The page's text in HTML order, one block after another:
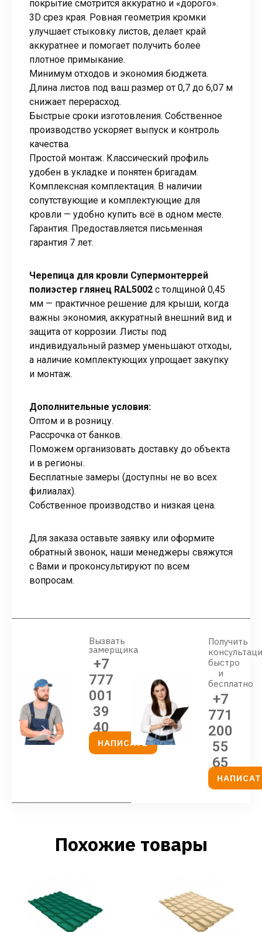
покрытие смотрится аккуратно и «дорого».
3D срез края. Ровная геометрия кромки
улучшает стыковку листов, делает край
аккуратнее и помогает получить более
плотное примыкание.
Минимум отходов и экономия бюджета.
Длина листов под ваш размер от 0,7 до 6,07 м
снижает перерасход.
Быстрые сроки изготовления. Собственное
производство ускоряет выпуск и контроль
качества.
Простой монтаж. Классический профиль
удобен в укладке и понятен бригадам.
Комплексная комплектация. В наличии
сопутствующие и комплектующие для
кровли — удобно купить всё в одном месте.
Гарантия. Предоставляется письменная
гарантия 7 лет.
Черепица для кровли Супермонтеррей
полиэстер глянец RAL5002 с толщиной 0,45
мм — практичное решение для крыши, когда
важны экономия, аккуратный внешний вид и
защита от коррозии. Листы под
индивидуальный размер уменьшают отходы,
а наличие комплектующих упрощает закупку
и монтаж.
Дополнительные условия:
Оптом и в розницу.
Рассрочка от банков.
Поможем организовать доставку до объекта
и в регионы.
Бесплатные замеры (доступны не во всех
филиалах).
Собственное производство и низкая цена.
Для заказа оставьте заявку или оформите
обратный звонок, наши менеджеры свяжутся
с Вами и проконсультируют по всем
вопросам.
Вызвать
замерщика
+7
777
001
39
40
НАПИСАТЬ
Получить
быстро
и
бесплатно
+7
771
200
55
65
Похожие товары